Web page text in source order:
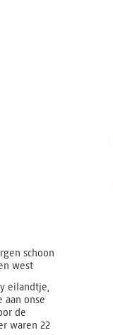
schoon
west
eilandtje,
aan onse
de
waren 22